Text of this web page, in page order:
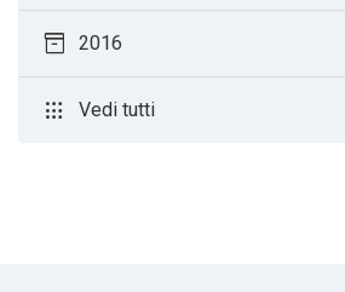
inventory_2 2016
apps Vedi tutti